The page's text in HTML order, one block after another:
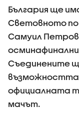
България ще
Световното по
Самуил
Съединените
възможността
официалната
мачът.